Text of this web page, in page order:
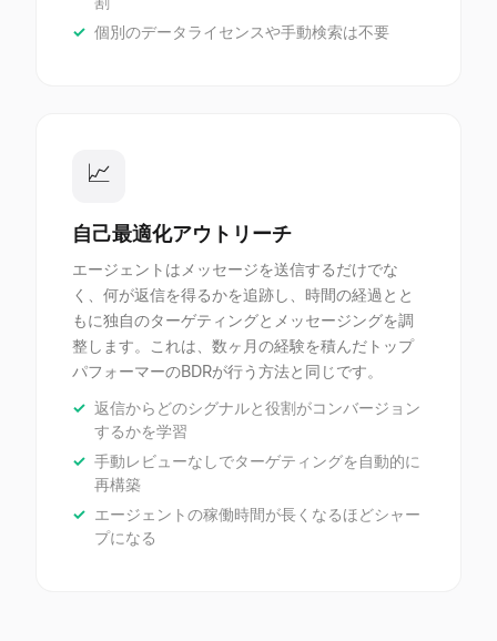
個別のデータライセンスや手動検索は不要
📈
自己最適化アウトリーチ
エージェントはメッセージを送信するだけでな
く、何が返信を得るかを追跡し、時間の経過とと
もに独自のターゲティングとメッセージングを調
整します。これは、数ヶ月の経験を積んだトップ
パフォーマーのBDRが行う方法と同じです。
返信からどのシグナルと役割がコンバージョン
するかを学習
手動レビューなしでターゲティングを自動的に
再構築
エージェントの稼働時間が長くなるほどシャー
プになる